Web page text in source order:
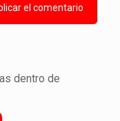
dentro de